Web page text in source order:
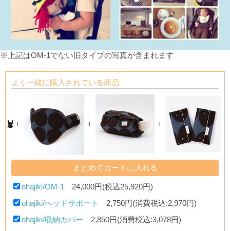
※上記はOM-1でない旧タイプの写真が含まれます
よく一緒に購入されている商品
+ + +
ohajiki/OM-1 24,000円(税込25,920円)
ohajiki/ヘッドサポート
2,750円(消費税込:2,970円)
ohajiki/収納カバー 2,850円(消費税込:3,078円)